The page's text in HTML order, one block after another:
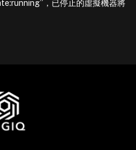
，已停止的虛擬機器將